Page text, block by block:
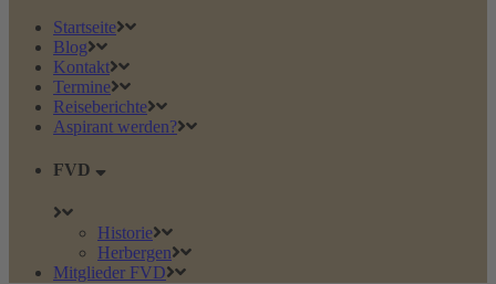
Startseite
Blog
Kontakt
Termine
Reiseberichte
Aspirant werden?
FVD
Historie
Herbergen
Mitglieder FVD